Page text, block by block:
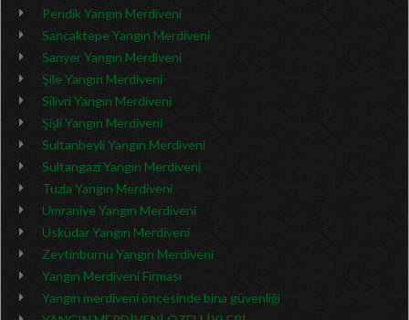
Pendik Yangın Merdiveni
Sancaktepe Yangın Merdiveni
Sarıyer Yangın Merdiveni
Şile Yangın Merdiveni
Silivri Yangın Merdiveni
Şişli Yangın Merdiveni
Sultanbeyli Yangın Merdiveni
Sultangazi Yangın Merdiveni
Tuzla Yangın Merdiveni
Ümraniye Yangın Merdiveni
Üsküdar Yangın Merdiveni
Zeytinburnu Yangın Merdiveni
Yangın Merdiveni Firması
Yangın merdiveni öncesinde bina güvenliği